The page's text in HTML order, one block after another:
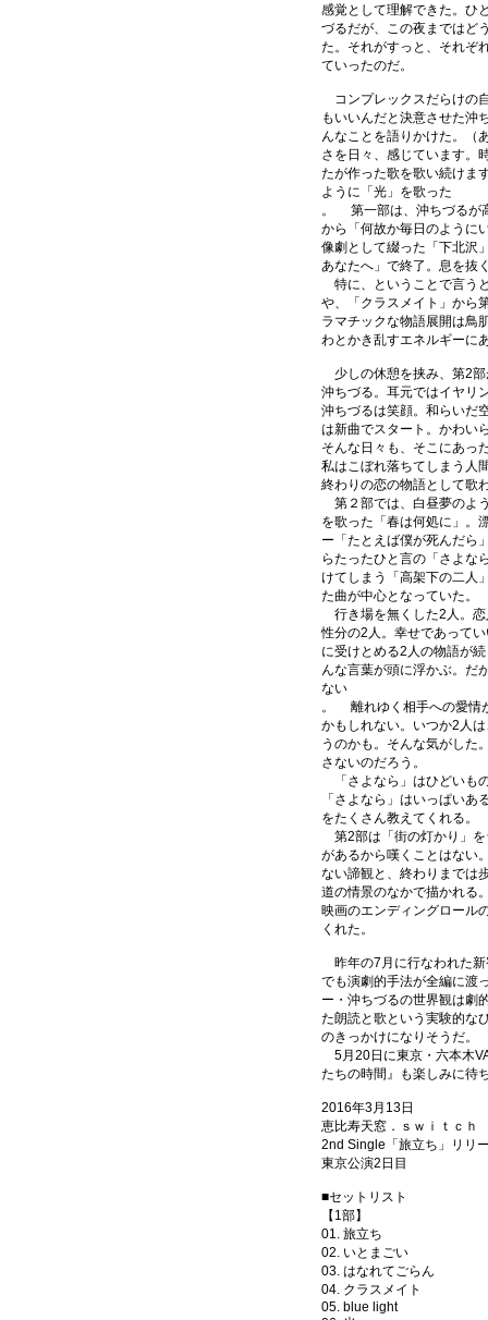
感覚として理解できた。ひ
づるだが、この夜まではど
た。それがすっと、それぞ
ていったのだ。
コンプレックスだらけの
もいいんだと決意させた沖
んなことを語りかけた。（
さを日々、感じています。
たが作った歌を歌い続けま
ように「光」を歌った
。 第一部は、沖ちづるが
から「何故か毎日のように
像劇として綴った「下北沢
あなたへ」で終了。息を抜
特に、ということで言う
や、「クラスメイト」から
ラマチックな物語展開は鳥
わとかき乱すエネルギーに
少しの休憩を挟み、第2
沖ちづる。耳元ではイヤリ
沖ちづるは笑顔。和らい
は新曲でスタート。かわい
そんな日々も、そこにあっ
私はこぼれ落ちてしまう
終わりの恋の物語として歌
第２部では、白昼夢のよ
を歌った「春は何処に」。
ー「たとえば僕が死んだら
らたったひと言の「さよな
けてしまう「高架下の二人
た曲が中心となっていた。
行き場を無くした2人。
性分の2人。幸せであって
に受けとめる2人の物語が
んな言葉が頭に浮かぶ。だ
ない
。 離れゆく相手への愛情
かもしれない。いつか2人
うのかも。そんな気がした
さないのだろう。
「さよなら」はひどいも
「さよなら」はいっぱい
をたくさん教えてくれる。
第2部は「街の灯かり」
があるから嘆くことはない
ない諦観と、終わりまでは
道の情景のなかで描かれる
映画のエンディングロール
くれた。
昨年の7月に行なわれた
でも演劇的手法が全編に渡
ー・沖ちづるの世界観は劇
た朗読と歌という実験的な
のきっかけになりそうだ。
5月20日に東京・六本木
たちの時間』も楽しみに待
2016年3月13日
恵比寿天窓．ｓｗｉｔｃｈ
2nd Single「旅立ち」リリ
東京公演2日目
■セットリスト
【1部】
01. 旅立ち
02. いとまごい
03. はなれてごらん
04. クラスメイト
05. blue light